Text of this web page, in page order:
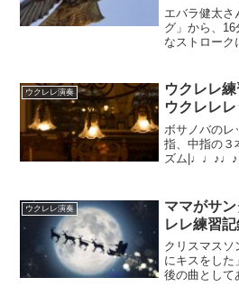
エバラ健太さ
グ」から、
なストローク
グルーヴ感を
ウクレレ演奏
ウクレレ
ウクレレ
ボサノバのレ
指、中指の３
ズム
ウクレレ演奏
ママがサ
レレ練習
クリスマスソ
にキスをした
後の曲として